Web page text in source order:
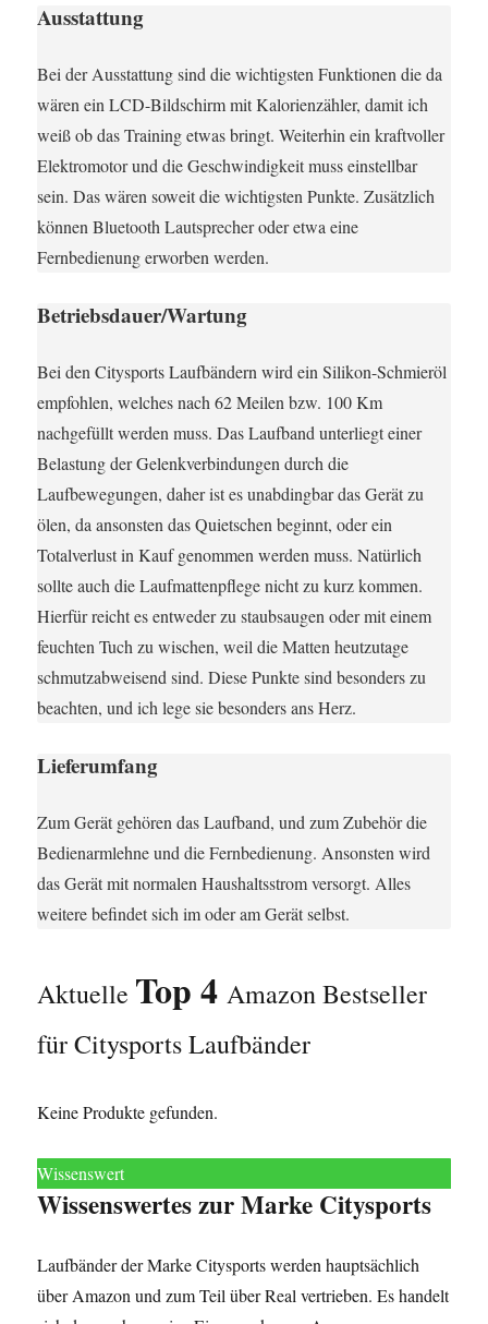
Ausstattung
Bei der Ausstattung sind die wichtigsten Funktionen die da
wären ein LCD-Bildschirm mit Kalorienzähler, damit ich
weiß ob das Training etwas bringt. Weiterhin ein kraftvoller
Elektromotor und die Geschwindigkeit muss einstellbar
sein. Das wären soweit die wichtigsten Punkte. Zusätzlich
können Bluetooth Lautsprecher oder etwa eine
Fernbedienung erworben werden.
Betriebsdauer/Wartung
Bei den Citysports Laufbändern wird ein Silikon-Schmieröl
empfohlen, welches nach 62 Meilen bzw. 100 Km
nachgefüllt werden muss. Das Laufband unterliegt einer
Belastung der Gelenkverbindungen durch die
Laufbewegungen, daher ist es unabdingbar das Gerät zu
ölen, da ansonsten das Quietschen beginnt, oder ein
Totalverlust in Kauf genommen werden muss. Natürlich
sollte auch die Laufmattenpflege nicht zu kurz kommen.
Hierfür reicht es entweder zu staubsaugen oder mit einem
feuchten Tuch zu wischen, weil die Matten heutzutage
schmutzabweisend sind. Diese Punkte sind besonders zu
beachten, und ich lege sie besonders ans Herz.
Lieferumfang
Zum Gerät gehören das Laufband, und zum Zubehör die
Bedienarmlehne und die Fernbedienung. Ansonsten wird
das Gerät mit normalen Haushaltsstrom versorgt. Alles
weitere befindet sich im oder am Gerät selbst.
Aktuelle Top 4 Amazon Bestseller
für Citysports Laufbänder
Keine Produkte gefunden.
Wissenswert
Wissenswertes zur Marke Citysports
Laufbänder der Marke Citysports werden hauptsächlich
über Amazon und zum Teil über Real vertrieben. Es handelt